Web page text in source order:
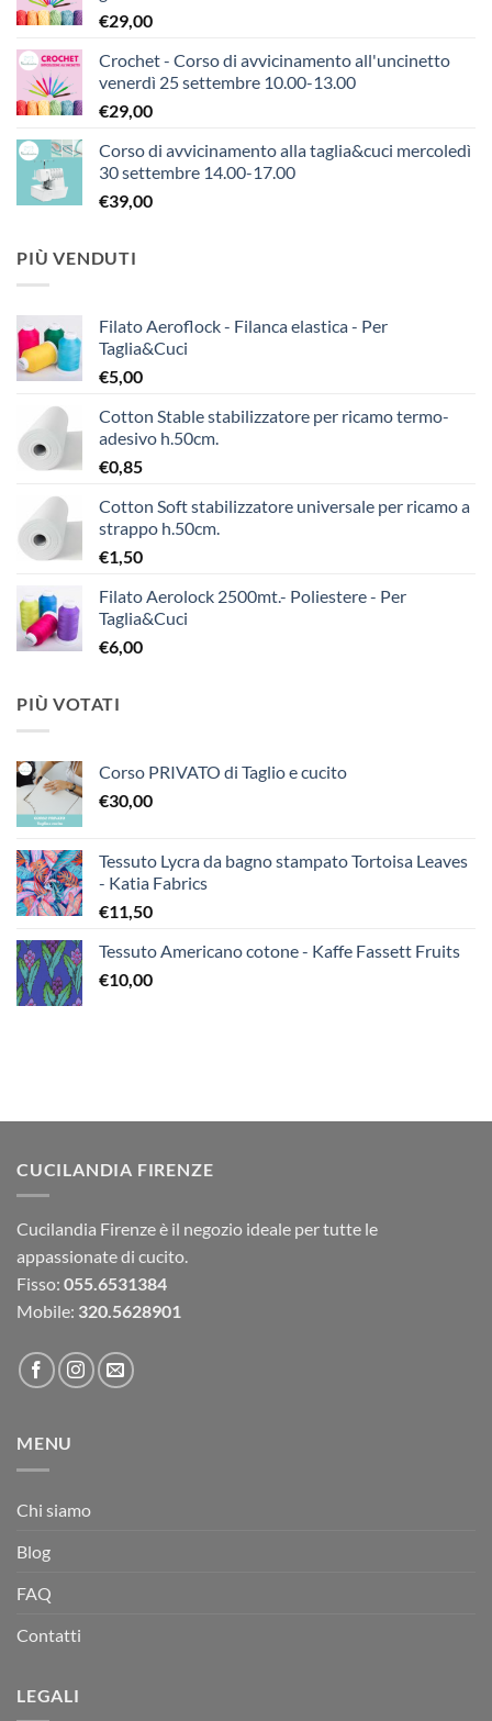
€29,00
Crochet - Corso di avvicinamento all'uncinetto
venerdì 25 settembre 10.00-13.00
€29,00
Corso di avvicinamento alla taglia&cuci mercoledì
30 settembre 14.00-17.00
€39,00
PIÙ VENDUTI
Filato Aeroflock - Filanca elastica - Per
Taglia&Cuci
€5,00
Cotton Stable stabilizzatore per ricamo termo-
adesivo h.50cm.
€0,85
Cotton Soft stabilizzatore universale per ricamo a
strappo h.50cm.
€1,50
Filato Aerolock 2500mt.- Poliestere - Per
Taglia&Cuci
€6,00
PIÙ VOTATI
Corso PRIVATO di Taglio e cucito
€30,00
Tessuto Lycra da bagno stampato Tortoisa Leaves
- Katia Fabrics
€11,50
Tessuto Americano cotone - Kaffe Fassett Fruits
€10,00
CUCILANDIA FIRENZE
Cucilandia Firenze è il negozio ideale per tutte le
appassionate di cucito.
Fisso: 055.6531384
Mobile: 320.5628901
MENU
Chi siamo
Blog
FAQ
Contatti
LEGALI